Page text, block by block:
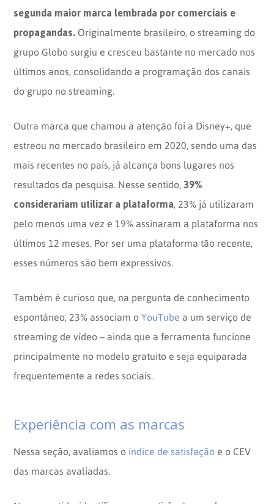
segunda maior marca lembrada por comerciais e
propagandas. Originalmente brasileiro, o streaming do
grupo Globo surgiu e cresceu bastante no mercado nos
últimos anos, consolidando a programação dos canais
do grupo no streaming.
Outra marca que chamou a atenção foi a Disney+, que
estreou no mercado brasileiro em 2020, sendo uma das
mais recentes no país, já alcança bons lugares nos
resultados da pesquisa. Nesse sentido, 39%
considerariam utilizar a plataforma , 23% já utilizaram
pelo menos uma vez e 19% assinaram a plataforma nos
últimos 12 meses. Por ser uma plataforma tão recente,
esses números são bem expressivos.
Também é curioso que, na pergunta de conhecimento
espontâneo, 23% associam oYouTube a um serviço de
streaming de vídeo – ainda que a ferramenta funcione
principalmente no modelo gratuito e seja equiparada
frequentemente a redes sociais.
Experiência com as marcas
Nessa seção, avaliamos o índice de satisfação e o CEV
das marcas avaliadas.